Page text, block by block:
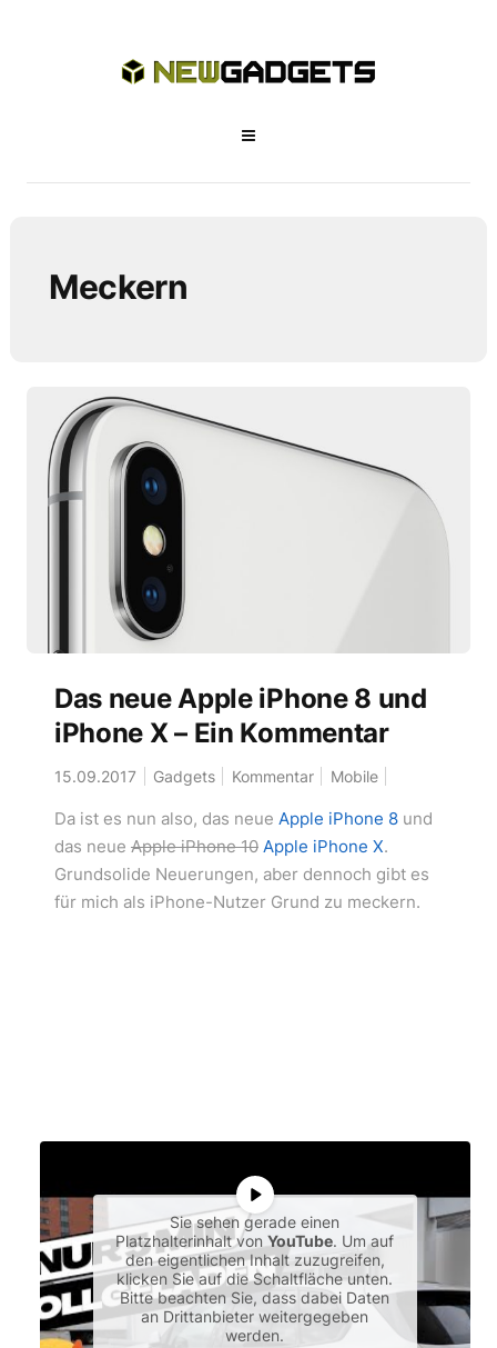
Meckern
Das neue Apple iPhone 8 und
iPhone X – Ein Kommentar
15.09.2017 Gadgets Kommentar Mobile
Da ist es nun also, das neue Apple iPhone 8und
das neue Apple iPhone 10 Apple iPhone X.
Grundsolide Neuerungen, aber dennoch gibt es
für mich als iPhone-Nutzer Grund zu meckern.
Sie sehen gerade einen
Platzhalterinhalt vonYouTube. Um auf
den eigentlichen Inhalt zuzugreifen,
klicken Sie auf die Schaltfläche unten.
Bitte beachten Sie, dass dabei Daten
an Drittanbieter weitergegeben
werden.